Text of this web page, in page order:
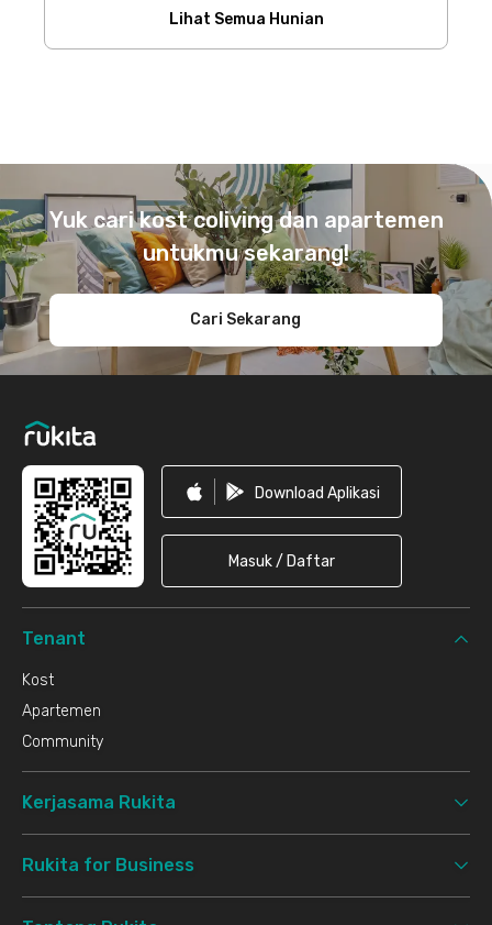
Lihat Semua Hunian
Yuk cari kost coliving dan apartemen
untukmu sekarang!
Cari Sekarang
Download Aplikasi
Masuk / Daftar
Tenant
Kost
Apartemen
Community
Kerjasama Rukita
Rukita for Business